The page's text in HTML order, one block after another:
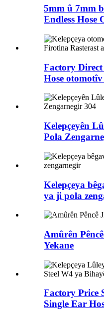
5mm û 7mm
Endless Hose
Factory
Hose otomotîv
Kelepçeyên
Pola
Kelepçeya
ya ji pola
Amûrên
Yekane
Factory Price
Single Ear